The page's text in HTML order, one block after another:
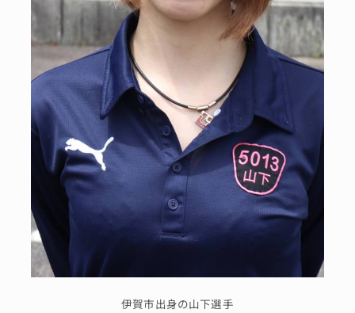
伊賀市出身の山下選手